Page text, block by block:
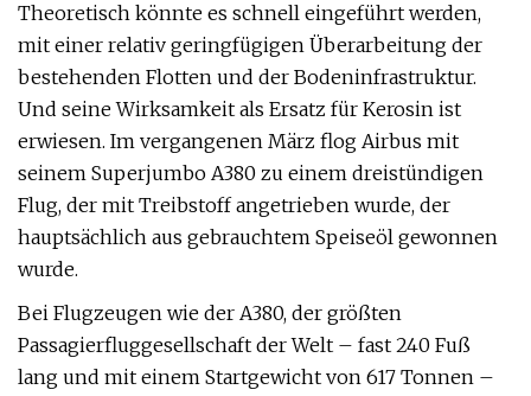
Theoretisch könnte es schnell eingeführt werden,
mit einer relativ geringfügigen Überarbeitung der
bestehenden Flotten und der Bodeninfrastruktur.
Und seine Wirksamkeit als Ersatz für Kerosin ist
erwiesen. Im vergangenen März flog Airbus mit
seinem Superjumbo A380 zu einem dreistündigen
Flug, der mit Treibstoff angetrieben wurde, der
hauptsächlich aus gebrauchtem Speiseöl gewonnen
wurde.
Bei Flugzeugen wie der A380, der größten
Passagierfluggesellschaft der Welt – fast 240 Fuß
lang und mit einem Startgewicht von 617 Tonnen –